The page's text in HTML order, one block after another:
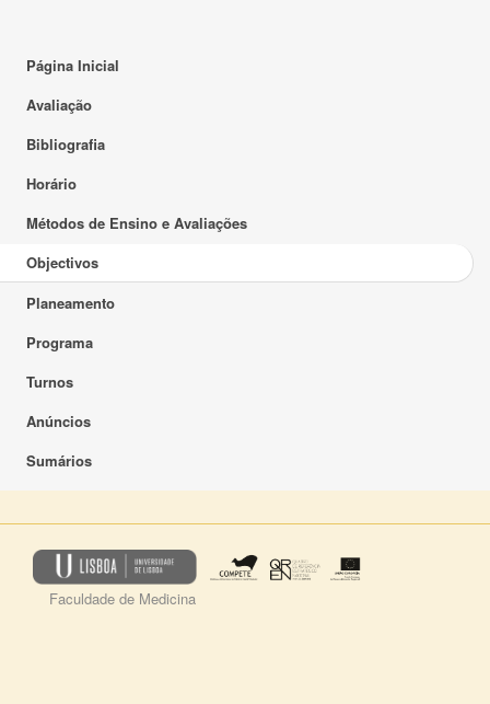
Página Inicial
Avaliação
Bibliografia
Horário
Métodos de Ensino e Avaliações
Objectivos
Planeamento
Programa
Turnos
Anúncios
Sumários
Faculdade de Medicina